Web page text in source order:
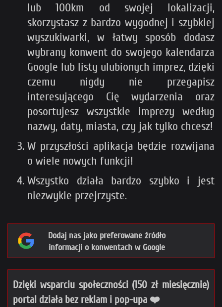
lub 100km od swojej lokalizacji,
skorzystasz z bardzo wygodnej i szybkiej
wyszukiwarki, w łatwy sposób dodasz
wybrany konwent do swojego kalendarza
Google lub listy ulubionych imprez, dzięki
czemu nigdy nie przegapisz
interesującego Cię wydarzenia oraz
posortujesz wszystkie imprezy według
nazwy, daty, miasta, czy jak tylko chcesz!
W przyszłości aplikacja będzie rozwijana
o wiele nowych funkcji!
Wszystko działa bardzo szybko i jest
niezwykle przejrzyste.
Dodaj nas jako preferowane źródło
informacji o konwentach w Google
Dzięki wsparciu społeczności (150 zł miesięcznie)
portal działa bez reklam i pop-upa ❤️